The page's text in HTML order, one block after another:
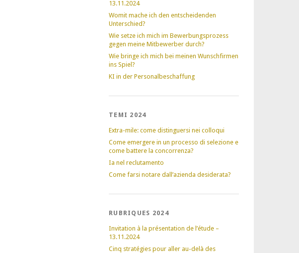
13.11.2024
Womit mache ich den entscheidenden
Unterschied?
Wie setze ich mich im Bewerbungsprozess
gegen meine Mitbewerber durch?
Wie bringe ich mich bei meinen Wunschfirmen
ins Spiel?
KI in der Personalbeschaffung
TEMI 2024
Extra-mile: come distinguersi nei colloqui
Come emergere in un processo di selezione e
come battere la concorrenza?
Ia nel reclutamento
Come farsi notare dall’azienda desiderata?
RUBRIQUES 2024
Invitation à la présentation de l’étude –
13.11.2024
Cinq stratégies pour aller au-delà des